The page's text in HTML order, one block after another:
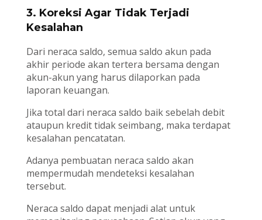
3. Koreksi Agar Tidak Terjadi
Kesalahan
Dari neraca saldo, semua saldo akun pada
akhir periode akan tertera bersama dengan
akun-akun yang harus dilaporkan pada
laporan keuangan.
Jika total dari neraca saldo baik sebelah debit
ataupun kredit tidak seimbang, maka terdapat
kesalahan pencatatan.
Adanya pembuatan neraca saldo akan
mempermudah mendeteksi kesalahan
tersebut.
Neraca saldo dapat menjadi alat untuk